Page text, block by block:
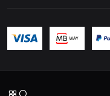
Livro de